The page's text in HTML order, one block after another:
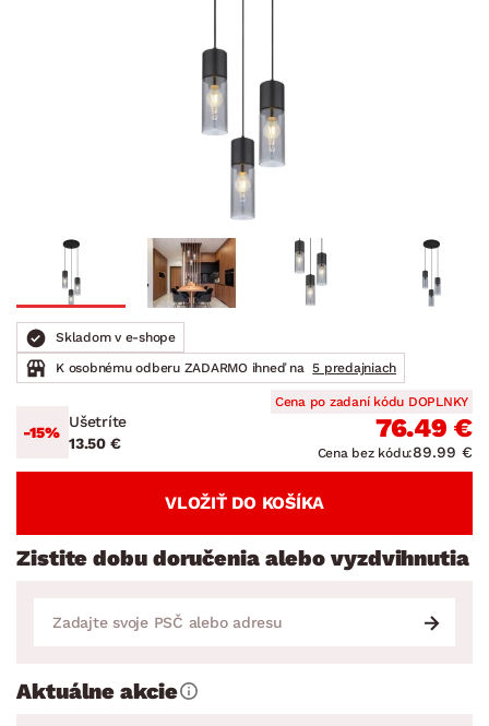
Skladom v e-shope
K osobnému odberu ZADARMO ihneď na 5 predajniach
-15%
Ušetríte
13.50 €
Cena po zadaní kódu DOPLNKY
76.49 €
Cena bez kódu:89.99 €
VLOŽIŤ DO KOŠÍKA
Zistite dobu doručenia alebo vyzdvihnutia
Aktuálne akcie